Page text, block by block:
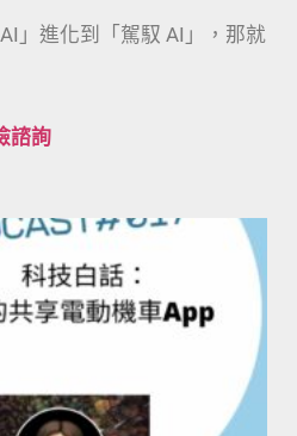
」進化到「駕馭 AI」，那就
諮詢